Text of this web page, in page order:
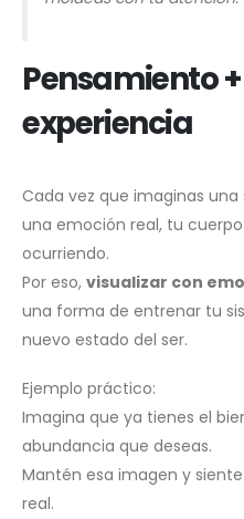
Pensamiento
experiencia
Cada vez que imaginas
una emoción real, tu
ocurriendo.
Por eso, visualizar con
una forma de entrenar tu
nuevo estado del ser.
Ejemplo práctico:
Imagina que ya tienes el
abundancia que deseas.
Mantén esa imagen y
real.